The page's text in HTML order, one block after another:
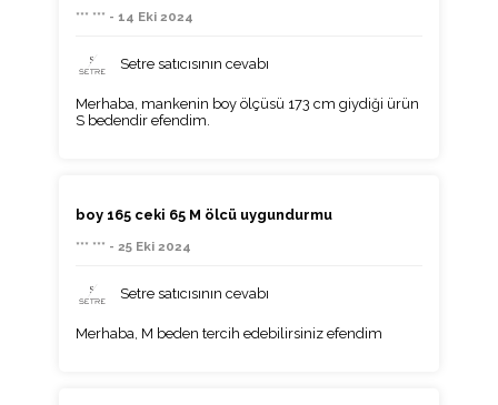
*** *** - 14 Eki 2024
Setre satıcısının cevabı
Merhaba, mankenin boy ölçüsü 173 cm giydiği ürün
S bedendir efendim.
boy 165 ceki 65 M ölcü uygundurmu
*** *** - 25 Eki 2024
Setre satıcısının cevabı
Merhaba, M beden tercih edebilirsiniz efendim